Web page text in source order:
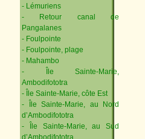
- Lémuriens
- Retour canal de
Pangalanes
- Foulpointe
- Foulpointe, plage
- Mahambo
- Île Sainte-Marie,
Ambodifototra
- Île Sainte-Marie, côte Est
- Île Sainte-Marie, au Nord
d’Ambodifototra
- Île Sainte-Marie, au Sud
d’Ambodifototra